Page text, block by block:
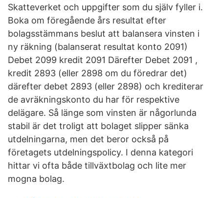
Skatteverket och uppgifter som du själv fyller i.
Boka om föregående års resultat efter
bolagsstämmans beslut att balansera vinsten i
ny räkning (balanserat resultat konto 2091)
Debet 2099 kredit 2091 Därefter Debet 2091 ,
kredit 2893 (eller 2898 om du föredrar det)
därefter debet 2893 (eller 2898) och krediterar
de avräkningskonto du har för respektive
delägare. Så länge som vinsten är någorlunda
stabil är det troligt att bolaget slipper sänka
utdelningarna, men det beror också på
företagets utdelningspolicy. I denna kategori
hittar vi ofta både tillväxtbolag och lite mer
mogna bolag.